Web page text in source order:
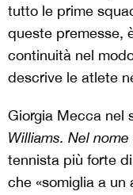
tutto le prime
queste premesse,
continuità nel
descrive le atlete
Giorgia Mecca nel
Williams. Nel
tennista più forte
che «somiglia a un